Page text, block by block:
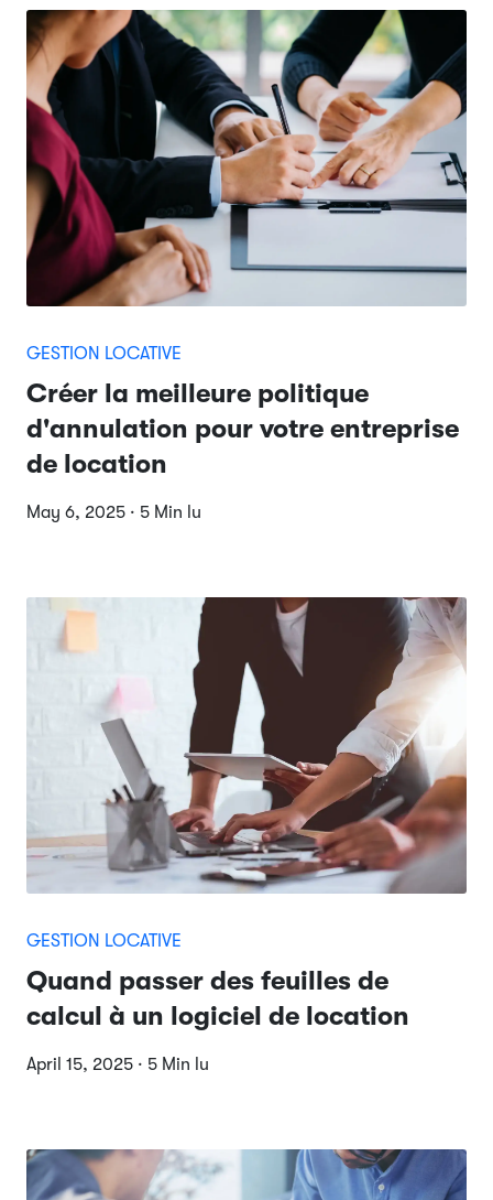
GESTION LOCATIVE
Créer la meilleure politique
d'annulation pour votre entreprise
de location
May 6, 2025 · 5 Min lu
GESTION LOCATIVE
Quand passer des feuilles de
calcul à un logiciel de location
April 15, 2025 · 5 Min lu